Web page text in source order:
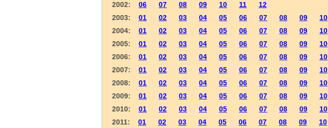
2002: 06 07 08 09 10 11
12
2003: 01 02 03 04 05 06 07 08 09 10
2004: 01 02 03 04 05 06 07 08 09 10
2005: 01 02 03 04 05 06 07 08 09 10
2006: 01 02 03 04 05 06 07 08 09 10
2007: 01 02 03 04 05 06 07 08 09 10
2008: 01 02 03 04 05 06 07 08 09 10
2009: 01 02 03 04 05 06 07 08 09 10
2010: 01 02 03 04 05 06 07 08 09 10
2011: 01 02 03 04 05 06 07 08 09 10